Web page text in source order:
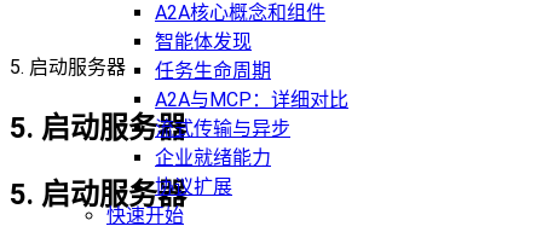
A2A核心概念和组件
智能体发现
任务生命周期
A2A与MCP：详细对比
流式传输与异步
企业就绪能力
协议扩展
快速开始
5. 启动服务器
5. 启动服务器
5. 启动服务器